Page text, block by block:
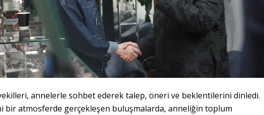
annelerle sohbet ederek talep, öneri ve beklentilerini dinledi.
bir atmosferde gerçekleşen buluşmalarda, anneliğin toplum